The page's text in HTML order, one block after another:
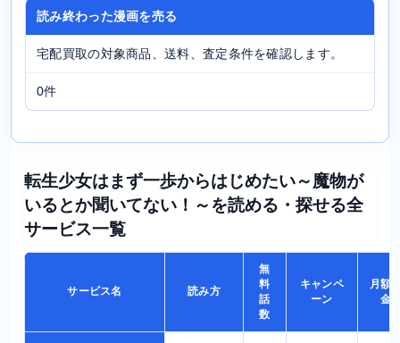
読み終わった漫画を売る
宅配買取の対象商品、送料、査定条件を確認します。
0件
転生少女はまず一歩からはじめたい～魔物が
いるとか聞いてない！～を読める・探せる全
サービス一覧
サービス名 読み方
無
料
話
数
キャンペ
ーン
月額
金